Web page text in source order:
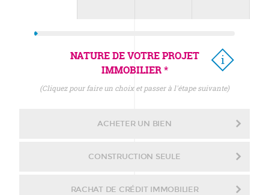
NATURE DE VOTRE PROJET
IMMOBILIER *
(cliquez pour faire un choix et passer à l'étape suivante)
ACHETER UN BIEN
CONSTRUCTION SEULE
RACHAT DE CRÉDIT IMMOBILIER